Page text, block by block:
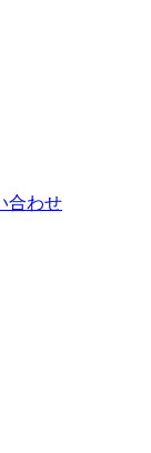
合わせ